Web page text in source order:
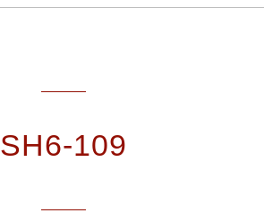
SH6-109